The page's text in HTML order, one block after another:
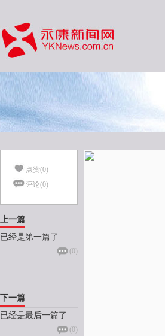
点赞(0)
评论(0)
上一篇
已经是第一篇了
(0)
下一篇
已经是最后一篇了
(0)